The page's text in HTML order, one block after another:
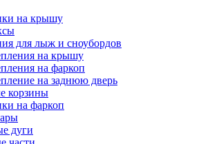
на крышу
для лыж и сноубордов
на крышу
на фаркоп
на заднюю дверь
корзины
на фаркоп
дуги